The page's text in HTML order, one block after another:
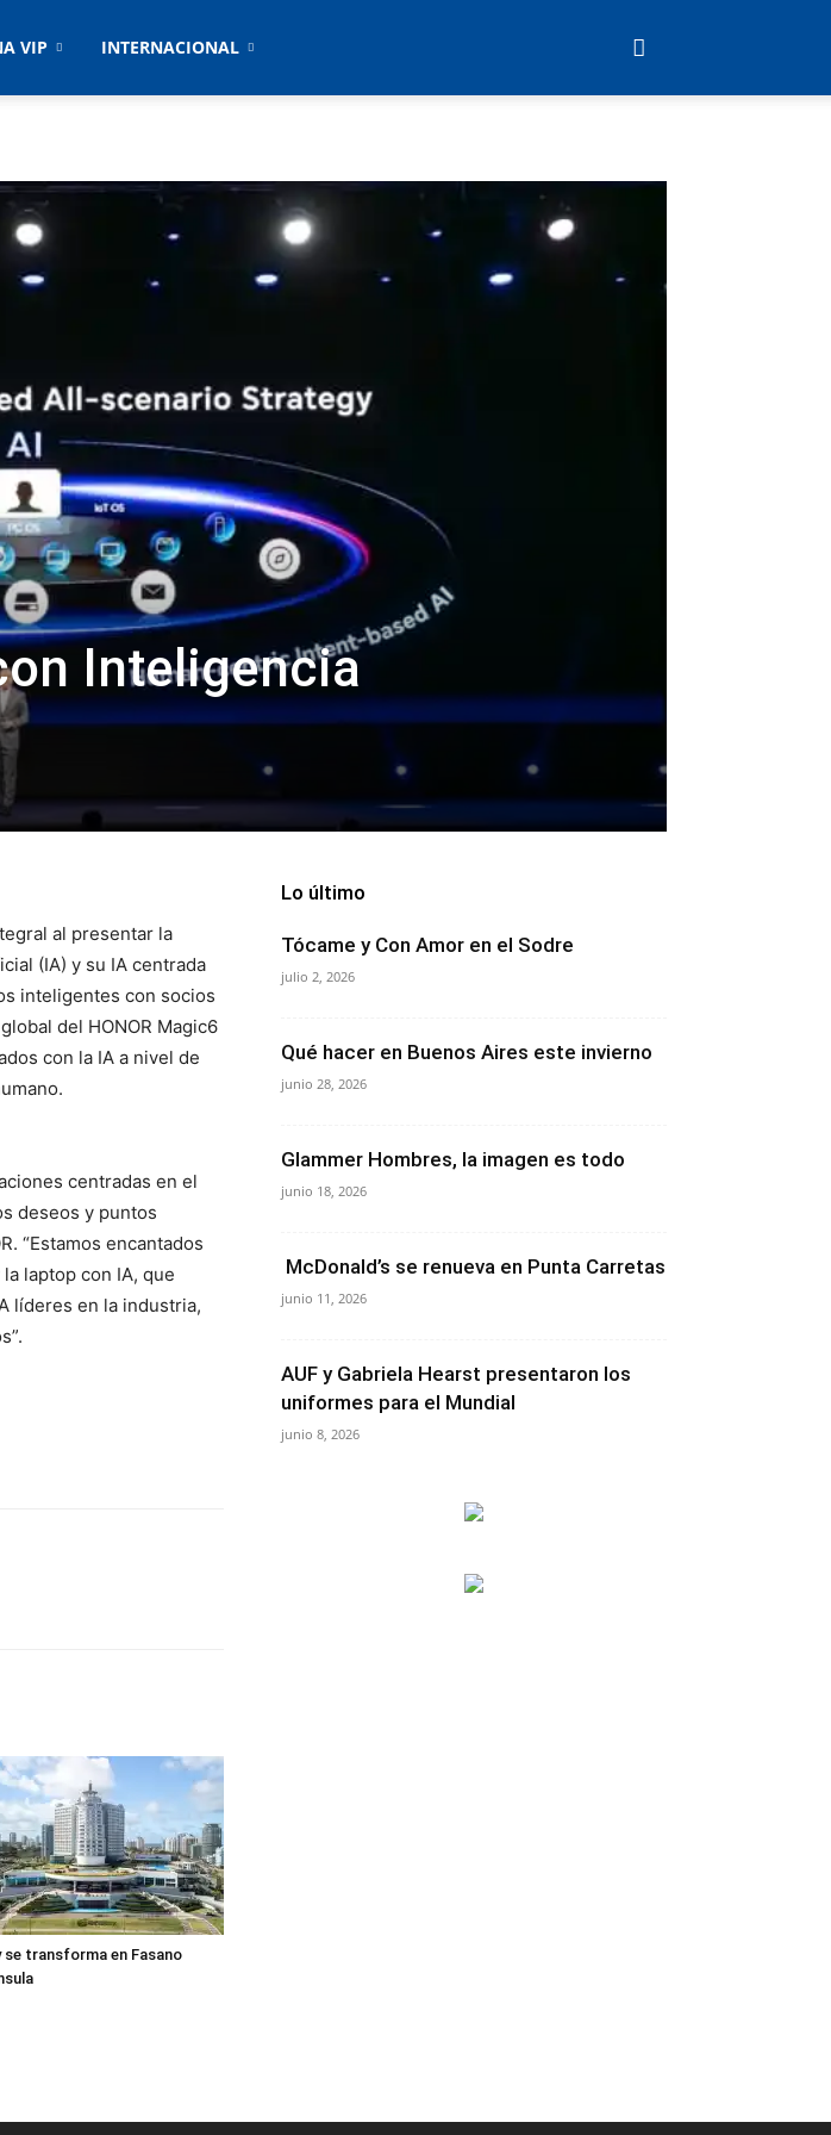
VIP INTERNACIONAL
Inteligencia
al presentar la
(IA) y su IA centrada
inteligentes con socios
del HONOR Magic6
con la IA a nivel de
centradas en el
deseos y puntos
“Estamos encantados
laptop con IA, que
líderes en la industria,
se transforma en Fasano
Lo último
Tócame y Con Amor en el Sodre
julio 2, 2026
Qué hacer en Buenos Aires este invierno
junio 28, 2026
Glammer Hombres, la imagen es todo
junio 18, 2026
McDonald’s se renueva en Punta Carretas
junio 11, 2026
AUF y Gabriela Hearst presentaron los
uniformes para el Mundial
junio 8, 2026